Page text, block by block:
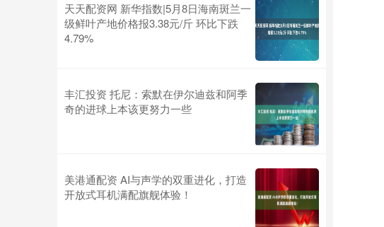
天天配资网 新华指数|5月8日海南斑兰一
级鲜叶产地价格报3.38元/斤 环比下跌
4.79%
丰汇投资 托尼：索默在伊尔迪兹和阿季
奇的进球上本该更努力一些
美港通配资 AI与声学的双重进化，打造
开放式耳机满配旗舰体验！